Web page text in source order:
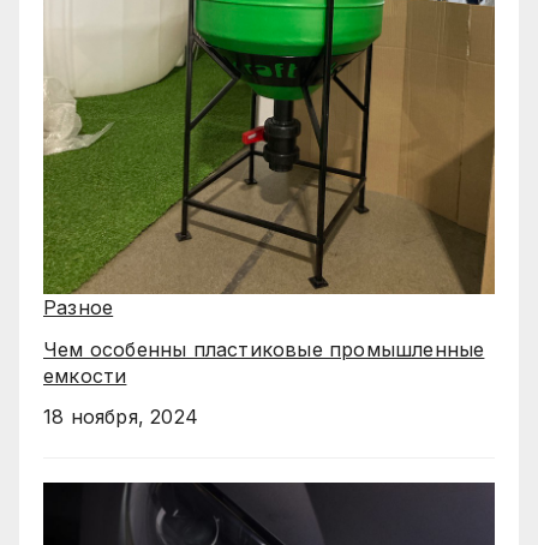
Разное
Чем особенны пластиковые промышленные
емкости
18 ноября, 2024